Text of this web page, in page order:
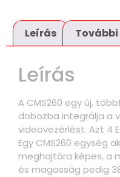
Leírás
Leírás
A CMS260 egy új,
dobozba integrálja a
videovezérlést. Azt 4
Egy CMS260 egység
meghajtóra képes, a
és magasság pedig